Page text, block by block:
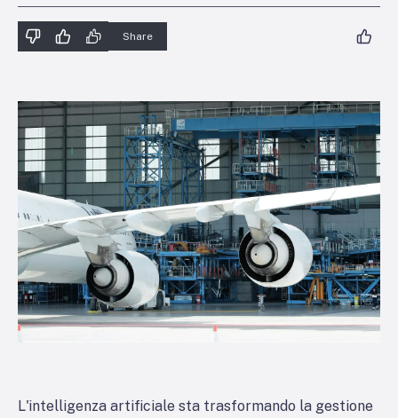
Share
L'intelligenza artificiale sta trasformando la gestione